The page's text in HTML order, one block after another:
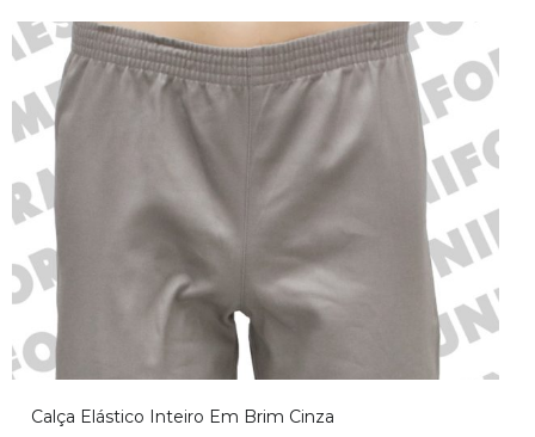
Calça Elástico Inteiro Em Brim Cinza